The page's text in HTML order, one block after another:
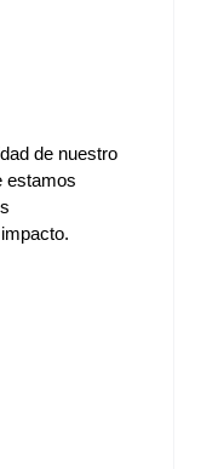
de nuestro
estamos